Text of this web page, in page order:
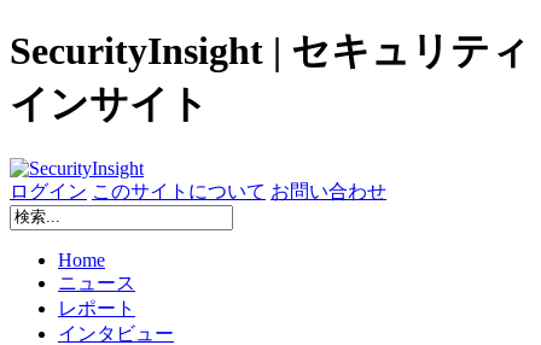
SecurityInsight | セキュリティ
インサイト
ログイン このサイトについて お問い合わせ
Home
ニュース
レポート
インタビュー